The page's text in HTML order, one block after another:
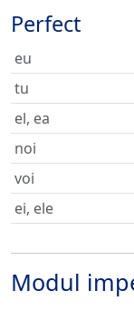
Perfect
eu
tu
el, ea
noi
voi
ei, ele
Modul